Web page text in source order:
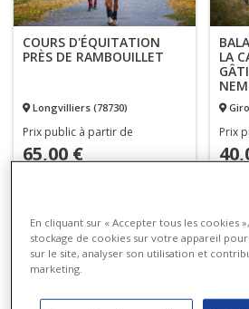
COURS D'ÉQUITATION
PRÈS DE RAMBOUILLET
Longvilliers (78730)
Prix public à partir de
65,00 €
LA
Prix
En cliquant sur « Accepter tous les cookies
stockage de cookies sur votre appareil
sur le site, analyser son utilisation et
marketing.